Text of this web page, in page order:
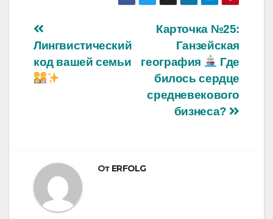
Навигация
по
записям
Карточка №25:
Ганзейская
география
Где
билось сердце
средневекового
бизнеса?
Лингвистический
код вашей семьи
От ERFOLG